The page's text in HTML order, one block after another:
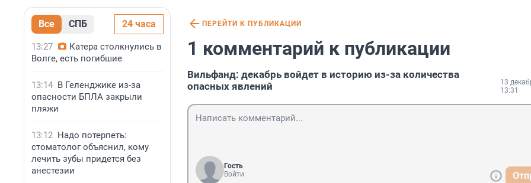
Все СПБ 24 часа
13:27
Катера столкнулись в
Волге, есть погибшие
13:14 В Геленджике из-за
опасности БПЛА закрыли
пляжи
13:12 Надо потерпеть:
стоматолог объяснил, кому
лечить зубы придется без
анестезии
ПЕРЕЙТИ К ПУБЛИКАЦИИ
1 комментарий к публикации
Вильфанд: декабрь войдет в историю из-за количества
опасных явлений
13
13:31
Гость
Войти